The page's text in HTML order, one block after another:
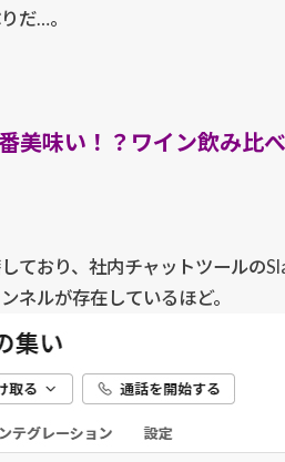
だ…。
美味い！？ワイン飲み比べ
ており、社内チャットツールの
ネルが存在しているほど。